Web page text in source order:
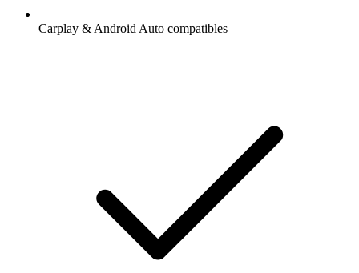
Carplay & Android Auto compatibles